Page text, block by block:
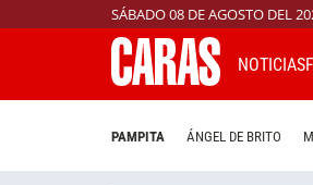
SÁBADO 08 DE AGOSTO DEL
NOTICIAS
PAMPITA ÁNGEL DE BRITO